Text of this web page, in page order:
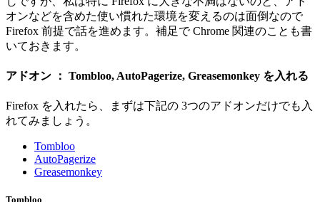
オンなどを含めた使い慣れた環境を変えるのは面倒なので
Firefox 前提で話を進めます。補足で Chrome 関連のことも書
いておきます。
アドオン ： Tombloo, AutoPagerize, Greasemonkey を入れる
Firefox を入れたら、まずは下記の 3つのアドオンだけでも入
れてみましょう。
Tombloo
AutoPagerize
Greasemonkey
Tombloo